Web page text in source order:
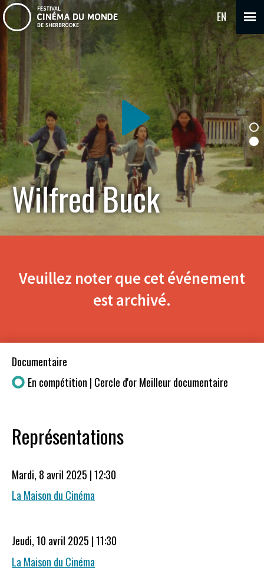
EN
Wilfred Buck
Veuillez noter que cet événement
est archivé.
Documentaire
En compétition | Cercle d'or Meilleur documentaire
Représentations
Mardi, 8 avril 2025 | 12:30
La Maison du Cinéma
Jeudi, 10 avril 2025 | 11:30
La Maison du Cinéma